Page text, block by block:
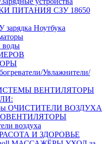
ПИТАНИЯ СЗУ 18650
зарядка Ноутбука
Увлажнители/
ВЕНТИЛЯТОРЫ
ОЧИСТИТЕЛИ ВОЗДУХА
воздуха
И ЗДОРОВЬЕ